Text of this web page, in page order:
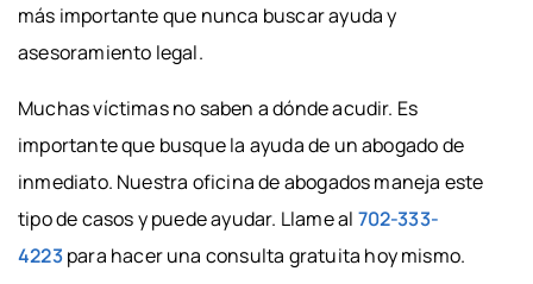
más importante que nunca buscar ayuda y
asesoramiento legal.
Muchas víctimas no saben a dónde acudir. Es
importante que busque la ayuda de un abogado de
inmediato. Nuestra oficina de abogados maneja este
tipo de casos y puede ayudar. Llame al 702-333-
4223para hacer una consulta gratuita hoy mismo.